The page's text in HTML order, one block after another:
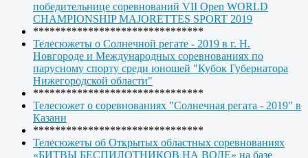
победительнице соревнований VII Open WORLD
CHAMPIONSHIP MAJORETTES SPORT 2019
*******************************
Телесюжеты о Солнечной регате - 2019 в г. Н.
Новгороде и Международных соревнованиях по
парусному спорту среди юношей "Кубок Губернатора
Нижегородской области"
*******************************
Телесюжет о соревнованиях "Солнечная регата - 2019" в
Казани
*******************************
Телесюжеты об Открытых областных соревнованиях
«БИТВЫ БЕСПИЛОТНИКОВ НА ВОДЕ» на базе